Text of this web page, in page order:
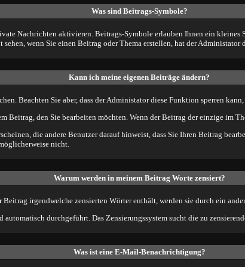
Was sind Beitrags-Symbole?
Nachrichten aktivieren. Beitrags-Symbole erlauben Ihnen ein
wenn Sie einen Beitrag oder Thema erstellen, hat der Administator
Kann ich meine eigenen Beiträge ändern?
Beachten Sie aber, dass der Administator diese Funktion sperren
Beitrag, den Sie bearbeiten möchten. Wenn der Beitrag der einzige im
die andere Benutzer darauf hinweist, dass Sie Ihren Beitrag
nicht.
Warum werden in meinem Beitrag Worte zensiert?
irgendwelche zensierten Wörter enthält, werden sie durch ein
durchgeführt. Das Zensierungssystem sucht die zu
Was ist eine E-Mail-Benachrichtigung?